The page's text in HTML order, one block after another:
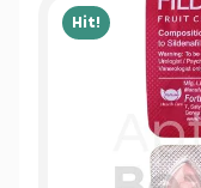
Hit!